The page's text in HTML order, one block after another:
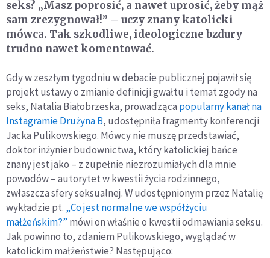
seks? „Masz poprosić, a nawet uprosić, żeby mąż
sam zrezygnował!” – uczy znany katolicki
mówca. Tak szkodliwe, ideologiczne bzdury
trudno nawet komentować.
Gdy w zeszłym tygodniu w debacie publicznej pojawił się
projekt ustawy o zmianie definicji gwałtu i temat zgody na
seks, Natalia Białobrzeska, prowadząca popularny kanał na
Instagramie Drużyna B, udostępniła fragmenty konferencji
Jacka Pulikowskiego. Mówcy nie muszę przedstawiać,
doktor inżynier budownictwa, który katolickiej bańce
znany jest jako – z zupełnie niezrozumiałych dla mnie
powodów – autorytet w kwestii życia rodzinnego,
zwłaszcza sfery seksualnej. W udostępnionym przez Natalię
wykładzie pt. „Co jest normalne we współżyciu
małżeńskim?” mówi on właśnie o kwestii odmawiania seksu.
Jak powinno to, zdaniem Pulikowskiego, wyglądać w
katolickim małżeństwie? Następująco: